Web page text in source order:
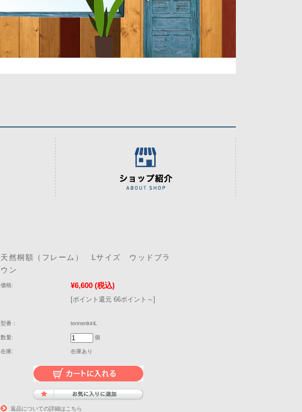
天然桐額（フレーム） Lサイズ ウッドブラ
ウン
価格: ¥6,600 (税込)
[ポイント還元 66ポイント～]
型番： tennenkiriL
数量: 個
在庫: 在庫あり
返品についての詳細はこちら